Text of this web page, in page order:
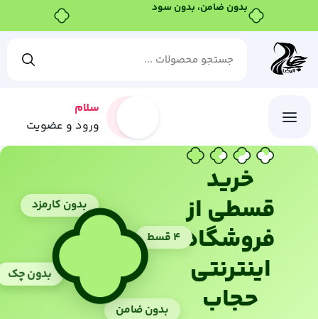
بدون ضامن، بدون سود
سلام
ورود و عضویت
خرید
قسطی از
فروشگاه
اینترنتی
حجاب
بدون کارمزد
۴ قسط
بدون چک
بدون ضامن